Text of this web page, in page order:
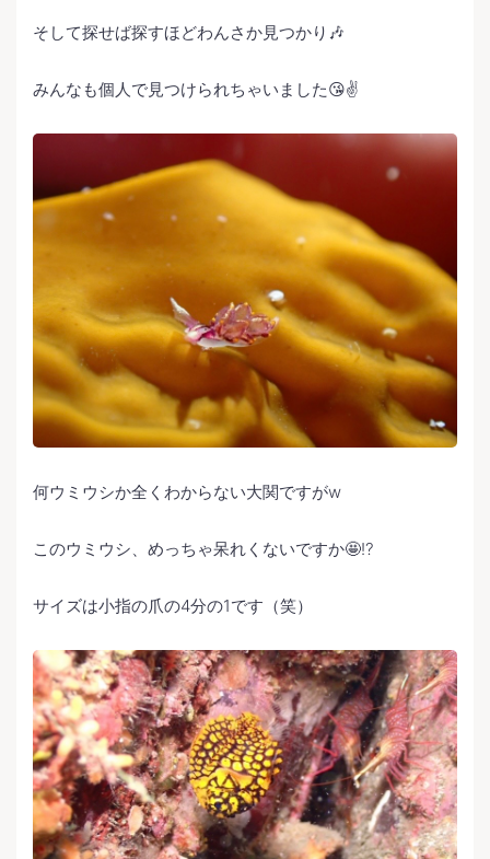
そして探せば探すほどわんさか見つかり🎶
みんなも個人で見つけられちゃいました😘✌️
何ウミウシか全くわからない大関ですがw
このウミウシ、めっちゃ呆れくないですか🤩⁉️
サイズは小指の爪の4分の1です（笑）